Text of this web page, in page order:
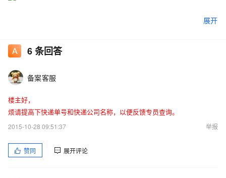
备案订单号：24420699770
展开
6条回答
备案客服
楼主好，
烦请提高下快递单号和快递公司名称，以便反馈专员查询。
2015-10-28 09:51:37 举报
赞同 展开评论